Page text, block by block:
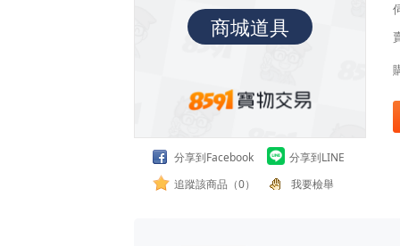
商城道具
分享到Facebook
分享到LINE
追蹤該商品（0）
我要檢舉